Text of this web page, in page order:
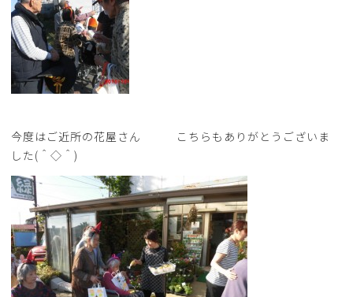
今度はご近所の花屋さん こちらもありがとうございま
した(＾◇＾)